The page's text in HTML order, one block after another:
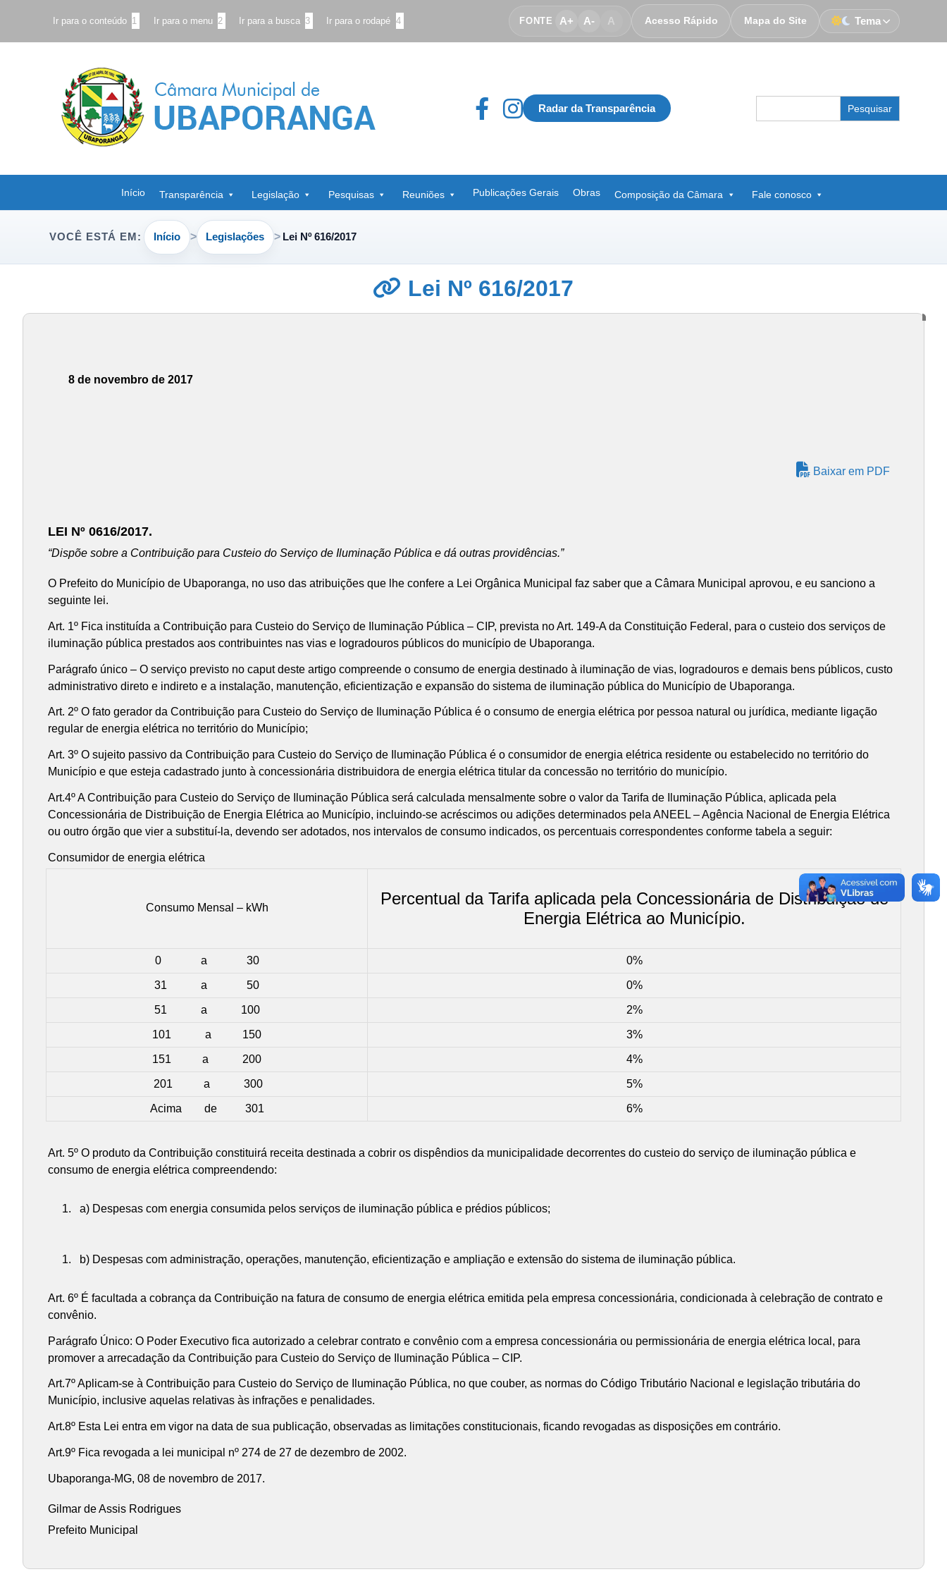
Ir para o conteúdo 1 Ir para o menu 2 Ir para a busca 3 Ir para o rodapé 4 FONTE A+ A- A Acesso Rápido Mapa do Site Tema
Radar da Transparência
for:
Início Transparência Legislação Pesquisas Reuniões Publicações Gerais Obras Composição da Câmara Fale conosco
VOCÊ ESTÁ EM: Início Legislações Lei Nº 616/2017
Lei Nº 616/2017
8 de novembro de 2017
Baixar em PDF
LEI Nº 0616/2017.
“Dispõe sobre a Contribuição para Custeio do Serviço de Iluminação Pública e dá outras providências.”
O Prefeito do Município de Ubaporanga, no uso das atribuições que lhe confere a Lei Orgânica Municipal faz saber que a Câmara Municipal aprovou, e eu sanciono a
seguinte lei.
Art. 1º Fica instituída a Contribuição para Custeio do Serviço de Iluminação Pública – CIP, prevista no Art. 149-A da Constituição Federal, para o custeio dos serviços de
iluminação pública prestados aos contribuintes nas vias e logradouros públicos do município de Ubaporanga.
Parágrafo único – O serviço previsto no caput deste artigo compreende o consumo de energia destinado à iluminação de vias, logradouros e demais bens públicos, custo
administrativo direto e indireto e a instalação, manutenção, eficientização e expansão do sistema de iluminação pública do Município de Ubaporanga.
Art. 2º O fato gerador da Contribuição para Custeio do Serviço de Iluminação Pública é o consumo de energia elétrica por pessoa natural ou jurídica, mediante ligação
regular de energia elétrica no território do Município;
Art. 3º O sujeito passivo da Contribuição para Custeio do Serviço de Iluminação Pública é o consumidor de energia elétrica residente ou estabelecido no território do
Município e que esteja cadastrado junto à concessionária distribuidora de energia elétrica titular da concessão no território do município.
Art.4º A Contribuição para Custeio do Serviço de Iluminação Pública será calculada mensalmente sobre o valor da Tarifa de Iluminação Pública, aplicada pela
Concessionária de Distribuição de Energia Elétrica ao Município, incluindo-se acréscimos ou adições determinados pela ANEEL – Agência Nacional de Energia Elétrica
ou outro órgão que vier a substituí-la, devendo ser adotados, nos intervalos de consumo indicados, os percentuais correspondentes conforme tabela a seguir:
Consumidor de energia elétrica
Consumo Mensal – kWh
Percentual da Tarifa aplicada pela Concessionária de Distribuição de
Energia Elétrica ao Município.
0 a 30 0%
31 a 50 0%
51 a 100 2%
101 a 150 3%
151 a 200 4%
201 a 300 5%
Acima de 301 6%
Art. 5º O produto da Contribuição constituirá receita destinada a cobrir os dispêndios da municipalidade decorrentes do custeio do serviço de iluminação pública e
consumo de energia elétrica compreendendo:
a) Despesas com energia consumida pelos serviços de iluminação pública e prédios públicos;
b) Despesas com administração, operações, manutenção, eficientização e ampliação e extensão do sistema de iluminação pública.
Art. 6º É facultada a cobrança da Contribuição na fatura de consumo de energia elétrica emitida pela empresa concessionária, condicionada à celebração de contrato e
convênio.
Parágrafo Único: O Poder Executivo fica autorizado a celebrar contrato e convênio com a empresa concessionária ou permissionária de energia elétrica local, para
promover a arrecadação da Contribuição para Custeio do Serviço de Iluminação Pública – CIP.
Art.7º Aplicam-se à Contribuição para Custeio do Serviço de Iluminação Pública, no que couber, as normas do Código Tributário Nacional e legislação tributária do
Município, inclusive aquelas relativas às infrações e penalidades.
Art.8º Esta Lei entra em vigor na data de sua publicação, observadas as limitações constitucionais, ficando revogadas as disposições em contrário.
Art.9º Fica revogada a lei municipal nº 274 de 27 de dezembro de 2002.
Ubaporanga-MG, 08 de novembro de 2017.
Gilmar de Assis Rodrigues
Prefeito Municipal